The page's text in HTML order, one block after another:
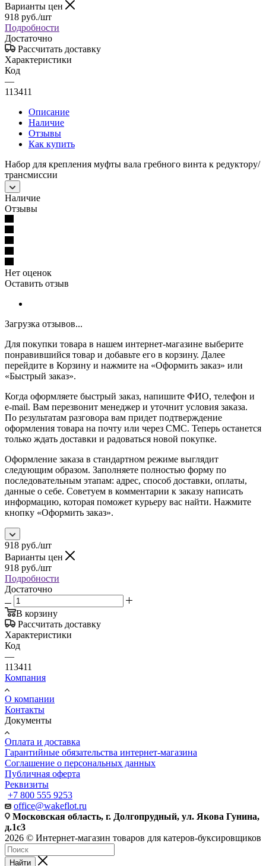
Варианты цен
918 руб./шт
Подробности
Достаточно
Рассчитать доставку
Характеристики
Код
—
113411
Описание
Наличие
Отзывы
Как купить
Набор для крепления муфты вала гребного винта к редуктору/
трансмиссии
Наличие
Отзывы
Нет оценок
Оставить отзыв
Загрузка отзывов...
Для покупки товара в нашем интернет-магазине выберите
понравившийся товар и добавьте его в корзину. Далее
перейдите в Корзину и нажмите на «Оформить заказ» или
«Быстрый заказ».
Когда оформляете быстрый заказ, напишите ФИО, телефон и
e-mail. Вам перезвонит менеджер и уточнит условия заказа.
По результатам разговора вам придет подтверждение
оформления товара на почту или через СМС. Теперь останется
только ждать доставки и радоваться новой покупке.
Оформление заказа в стандартном режиме выглядит
следующим образом. Заполняете полностью форму по
последовательным этапам: адрес, способ доставки, оплаты,
данные о себе. Советуем в комментарии к заказу написать
информацию, которая поможет курьеру вас найти. Нажмите
кнопку «Оформить заказ».
918 руб./шт
Варианты цен
918 руб./шт
Подробности
Достаточно
В корзину
Рассчитать доставку
Характеристики
Код
—
113411
Компания
О компании
Контакты
Документы
Оплата и доставка
Гарантийные обязательства интернет-магазина
Соглашение о персональных данных
Публичная оферта
Реквизиты
+7 800 555 9253
office@wakeflot.ru
Московская область, г. Долгопрудный, ул. Якова Гунина,
д.1с3
2026 © Интернет-магазин товаров для катеров-буксировщиков
Найти